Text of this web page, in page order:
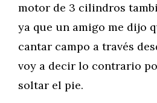
motor de 3 cilindros
ya que un amigo me dijo
cantar campo a través
voy a decir lo contrario
soltar el pie.